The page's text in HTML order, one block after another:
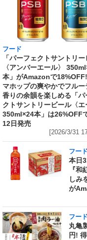
フード
「パーフェクトサントリ
〈アンバーエール〉
本」がAmazonで
マホップの爽やかでフルー
香りの余韻を楽しめる「パ
クトサントリービール〈エ
350ml×24本」は26%OFF
12日発売
[2026/3/31
フード
本日
『
しみ
が
フード
丸亀
円!